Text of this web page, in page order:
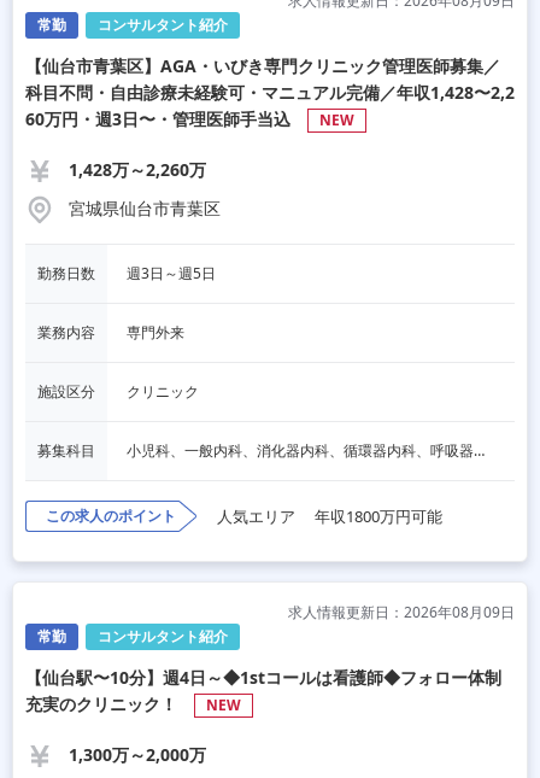
常勤 コンサルタント紹介
【仙台市青葉区】AGA・いびき専門クリニック管理医師募集／
科目不問・自由診療未経験可・マニュアル完備／年収1,428〜2,2
60万円・週3日〜・管理医師手当込
NEW
1,428万～2,260万
宮城県仙台市青葉区
勤務日数 週3日～週5日
業務内容 専門外来
施設区分 クリニック
募集科目 小児科、一般内科、消化器内科、循環器内科、呼吸器内科、血液内科、心療内科、脳神経内科、内分泌内科、老人内科、一般外科、消化器外科、心臓外科、呼吸器外科、脳神経外科、整形外科、形成外科、リハビリテーション科、産婦人科、婦人科、精神科、眼科、耳鼻咽喉科、皮膚科、泌尿器科、放射線科、人工透析、麻酔科、美容外科、人間ドック・検診、その他
この求人のポイント 人気エリア 年収1800万円可能
常勤 コンサルタント紹介
求人情報更新日：2026年08月09日
【仙台駅〜10分】週4日～◆1stコールは看護師◆フォロー体制
充実のクリニック！
NEW
1,300万～2,000万